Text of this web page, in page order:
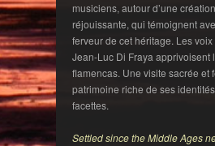
musiciens, autour d’une
réjouissante, qui témoignent
ferveur de cet héritage. Les
Jean-Luc Di Fraya apprivoisent
flamencas. Une visite sacrée et
patrimoine riche de ses
facettes.
Settled since the Middle Ages